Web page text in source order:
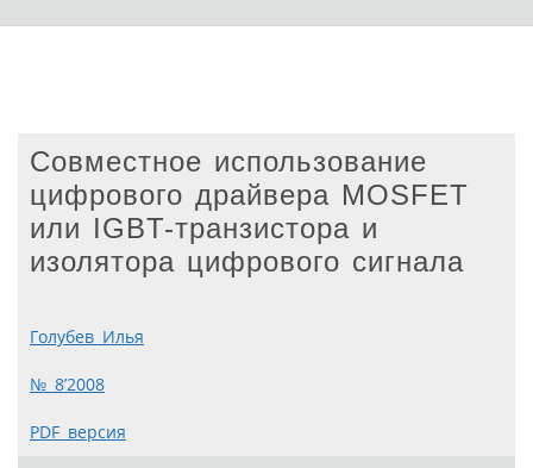
Совместное использование
цифрового драйвера MOSFET
или IGBT-транзистора и
изолятора цифрового сигнала
Голубев Илья
№ 8’2008
PDF версия